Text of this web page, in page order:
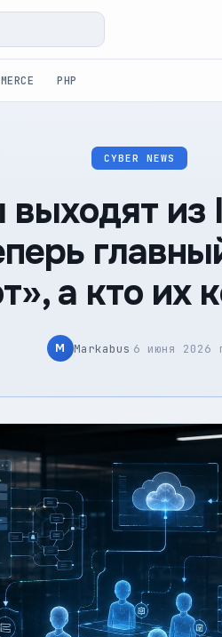
PHP
CYBER NEWS
выходят из
а кто их
M Markabus 6 июня 2026